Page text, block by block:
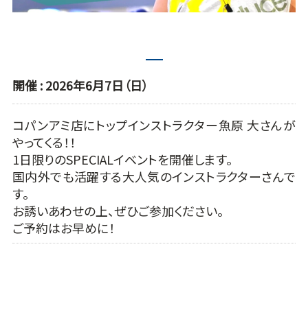
開催 : 2026年6月7日（日）
コパンアミ店にトップインストラクター魚原 大さんが
やってくる！！
1日限りのSPECIALイベントを開催します。
国内外でも活躍する大人気のインストラクターさんで
す。
お誘いあわせの上、ぜひご参加ください。
ご予約はお早めに！
1